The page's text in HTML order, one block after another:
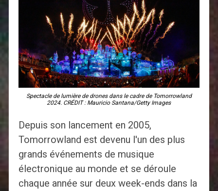
Spectacle de lumière de drones dans le cadre de Tomorrowland
2024. CRÉDIT : Mauricio Santana/Getty Images
Depuis son lancement en 2005,
Tomorrowland est devenu l'un des plus
grands événements de musique
électronique au monde et se déroule
chaque année sur deux week-ends dans la